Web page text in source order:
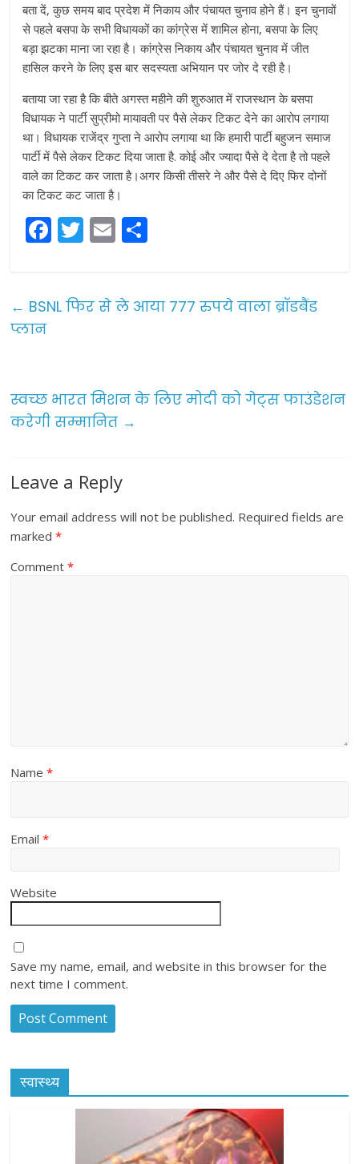
बता दें, कुछ समय बाद प्रदेश में निकाय और पंचायत चुनाव होने हैं। इन चुनावों
से पहले बसपा के सभी विधायकों का कांग्रेस में शामिल होना, बसपा के लिए
बड़ा झटका माना जा रहा है। कांग्रेस निकाय और पंचायत चुनाव में जीत
हासिल करने के लिए इस बार सदस्यता अभियान पर जोर दे रही है।
बताया जा रहा है कि बीते अगस्त महीने की शुरुआत में राजस्थान के बसपा
विधायक ने पार्टी सुप्रीमो मायावती पर पैसे लेकर टिकट देने का आरोप लगाया
था। विधायक राजेंद्र गुप्ता ने आरोप लगाया था कि हमारी पार्टी बहुजन समाज
पार्टी में पैसे लेकर टिकट दिया जाता है. कोई और ज्यादा पैसे दे देता है तो पहले
वाले का टिकट कर जाता है।अगर किसी तीसरे ने और पैसे दे दिए फिर दोनों
का टिकट कट जाता है।
F
a
e
k
T
w
er
E
m
l e
← BSNL फिर से ले आया 777 रुपये वाला ब्रॉडबैंड
प्लान
स्वच्छ भारत मिशन के लिए मोदी को गेट्स फाउंडेशन
करेगी सम्मानित →
Leave a Reply
Your email address will not be published. Required fields are
marked*
Comment*
Name*
Email*
Website
Save my name, email, and website in this browser for the
next time I comment.
स्वास्थ्य